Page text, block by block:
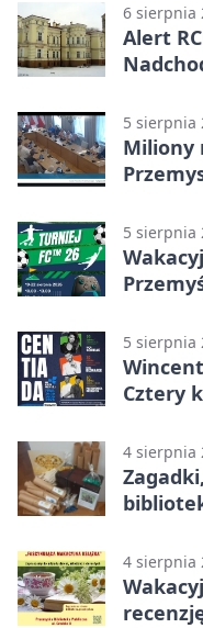
6 sierpnia
Alert
5 sierpnia
Miliony
5 sierpnia
5 sierpnia
Cztery
4 sierpnia
4 sierpnia